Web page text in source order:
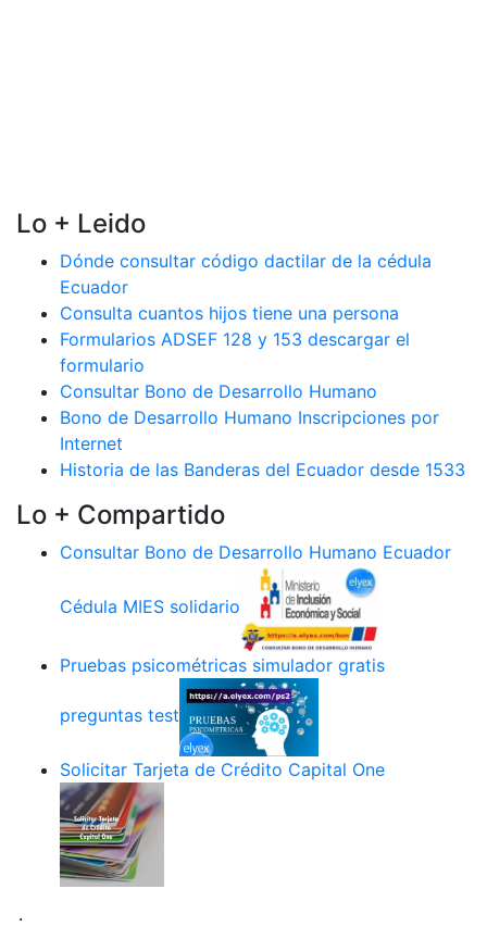
Lo + Leido
Dónde consultar código dactilar de la cédula
Ecuador
Consulta cuantos hijos tiene una persona
Formularios ADSEF 128 y 153 descargar el
formulario
Consultar Bono de Desarrollo Humano
Bono de Desarrollo Humano Inscripciones por
Internet
Historia de las Banderas del Ecuador desde 1533
Lo + Compartido
Consultar Bono de Desarrollo Humano Ecuador
Cédula MIES solidario
Pruebas psicométricas simulador gratis
preguntas test
Solicitar Tarjeta de Crédito Capital One
.